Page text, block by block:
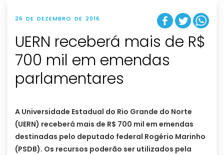
26 DE DEZEMBRO DE 2016
UERN receberá mais de R$
700 mil em emendas
parlamentares
A Universidade Estadual do Rio Grande do Norte
(UERN) receberá mais de R$ 700 mil em emendas
destinadas pelo deputado federal Rogério Marinho
(PSDB). Os recursos poderão ser utilizados pela